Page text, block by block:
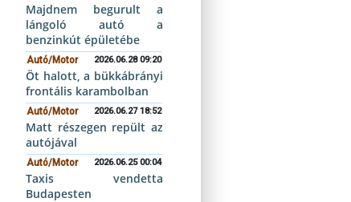
Majdnem begurult a
lángoló autó a
benzinkút épületébe
Autó/Motor 2026.06.28 09:20
Öt halott, a bükkábrányi
frontális karambolban
Autó/Motor 2026.06.27 18:52
Matt részegen repült az
autójával
Autó/Motor 2026.06.25 00:04
Taxis vendetta
Budapesten